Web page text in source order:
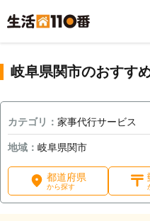
岐阜県関市のおすす
カテゴリ： 家事代行サービス
地域： 岐阜県関市
都道府県
から探す